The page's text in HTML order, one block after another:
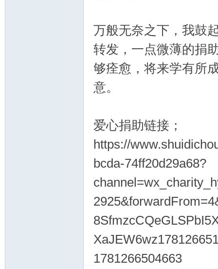
万般无奈之下，我鼓
转发，一点微薄的捐
够痊愈，将来学有所
意。
爱心捐助链接；
https://
bcda-74ff20d29a68?
1781266504663